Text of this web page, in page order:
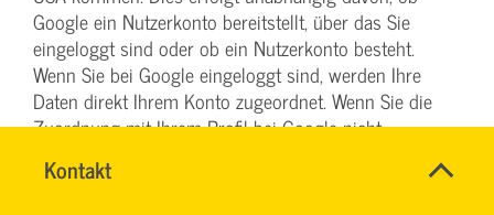
Kontakt
TEAM
Name*
Google ein Nutzerkonto bereitstellt, über das Sie
eingeloggt sind oder ob ein Nutzerkonto besteht.
Wenn Sie bei Google eingeloggt sind, werden Ihre
Daten direkt Ihrem Konto zugeordnet. Wenn Sie die
Zuordnung mit Ihrem Profil bei Google nicht
wünschen, müssen Sie sich vor Aktivierung des
Buttons ausloggen. Google speichert Ihre Daten